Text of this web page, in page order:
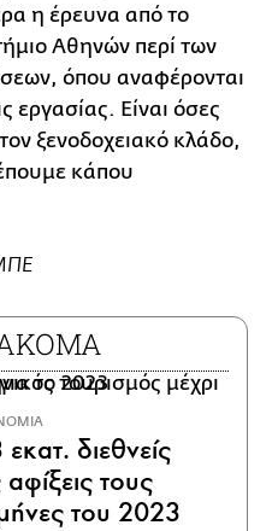
η έρευνα από το
Αθηνών περί των
όπου αναφέρονται
εργασίας. Είναι όσες
ξενοδοχειακό κλάδο,
κάπου
διεθνείς
τους
του 2023